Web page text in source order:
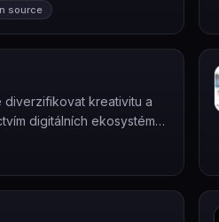
výsledný obraz.
source
diverzifikovat kreativitu a
digitálních ekosystémů.
video nebo zvuk, zveme
umělé inteligence